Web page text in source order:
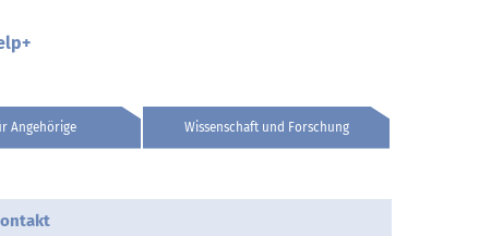
Angehörige Wissenschaft und Forschung